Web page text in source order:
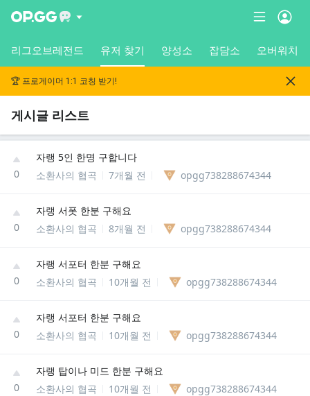
리그오브레전드 유저 찾기 양성소 잡담소 오버워치
🏆 프로게이머 1:1 코칭 받기!
게시글 리스트
0
자랭 5인 한명 구합니다
소환사의 협곡
7개월 전 opgg738288674344
0
자랭 서폿 한분 구해요
소환사의 협곡
8개월 전 opgg738288674344
0
자랭 서포터 한분 구해요
소환사의 협곡
10개월 전 opgg738288674344
0
자랭 서포터 한분 구해요
소환사의 협곡
10개월 전 opgg738288674344
0
자랭 탑이나 미드 한분 구해요
소환사의 협곡
10개월 전 opgg738288674344